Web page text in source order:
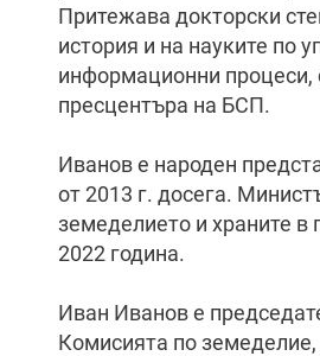
Притежава докторски
история и на науките по
информационни процеси,
пресцентъра на БСП.
Иванов е народен
от 2013 г. досега.
земеделието и храните в
2022 година.
Иван Иванов е
Комисията по земеделие,